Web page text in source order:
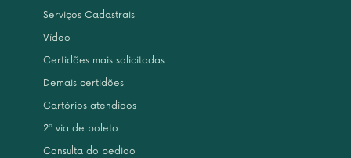
Serviços Cadastrais
Vídeo
Certidões mais solicitadas
Demais certidões
Cartórios atendidos
2ª via de boleto
Consulta do pedido